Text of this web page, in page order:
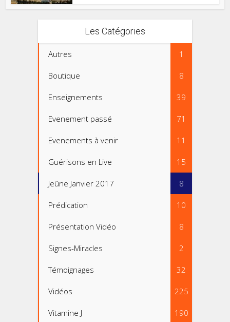
Les Catégories
Autres 1
Boutique 8
Enseignements 39
Evenement passé 71
Evenements à venir 11
Guérisons en Live 15
Jeûne Janvier 2017 8
Prédication 10
Présentation Vidéo 8
Signes-Miracles 2
Témoignages 32
Vidéos 225
Vitamine J 190